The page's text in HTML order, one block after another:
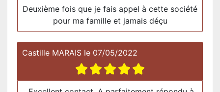
Deuxième fois que je fais appel à cette société
pour ma famille et jamais déçu
Castille MARAIS le 07/05/2022